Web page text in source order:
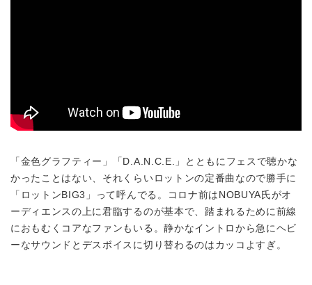
「金色グラフティー」「D.A.N.C.E.」とともにフェスで聴かな
かったことはない、それくらいロットンの定番曲なので勝手に
「ロットンBIG3」って呼んでる。コロナ前はNOBUYA氏がオ
ーディエンスの上に君臨するのが基本で、踏まれるために前線
におもむくコアなファンもいる。静かなイントロから急にヘビ
ーなサウンドとデスボイスに切り替わるのはカッコよすぎ。